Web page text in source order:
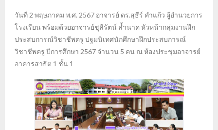
วันที่ 2 พฤษภาคม พ.ศ. 2567 อาจารย์ ดร.สุธีร์ คำแก้ว ผู้อำนวยการ
โรงเรียน พร้อมด้วยอาจารย์ชุลีรัตน์ ล้ำนาค หัวหน้ากลุ่มงานฝึก
ประสบการณ์วิชาชีพครู ปฐมนิเทศนักศึกษาฝึกประสบการณ์
วิชาชีพครู ปีการศึกษา 2567 จำนวน 5 คน ณ ห้องประชุมอาจารย์
อาคารสาธิต 1 ชั้น 1